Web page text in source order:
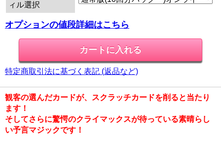
ィル選択
オプションの値段詳細はこちら
特定商取引法に基づく表記 (返品など)
観客の選んだカードが、スクラッチカードを削ると当たり
ます！
そしてさらに驚愕のクライマックスが待っている素晴らし
い予言マジックです！